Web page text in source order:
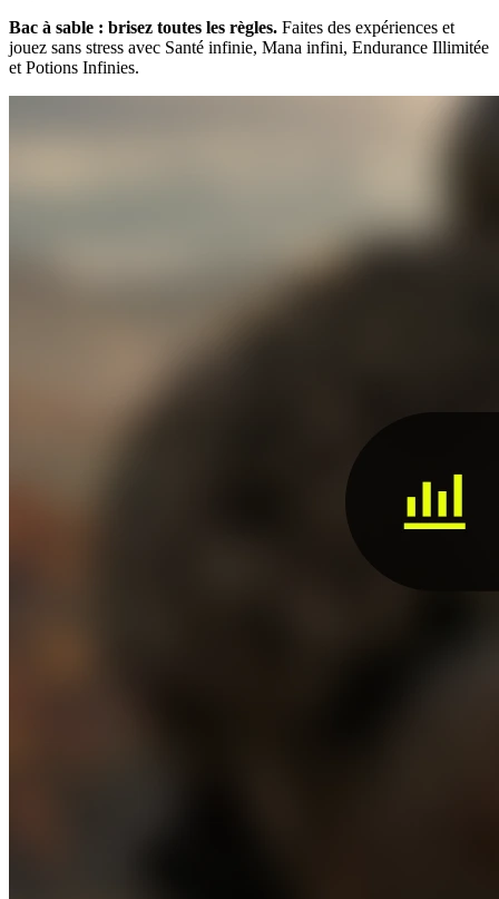
Bac à sable : brisez toutes les règles. Faites des expériences et
jouez sans stress avec Santé infinie, Mana infini, Endurance Illimitée
et Potions Infinies.